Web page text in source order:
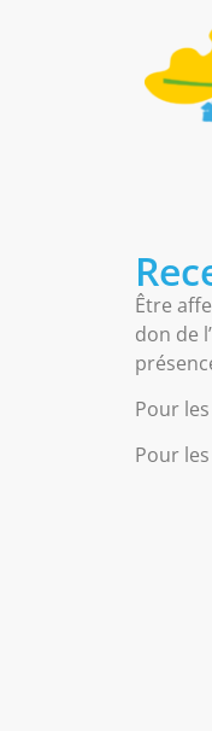
Être
don de
Pour
Pour